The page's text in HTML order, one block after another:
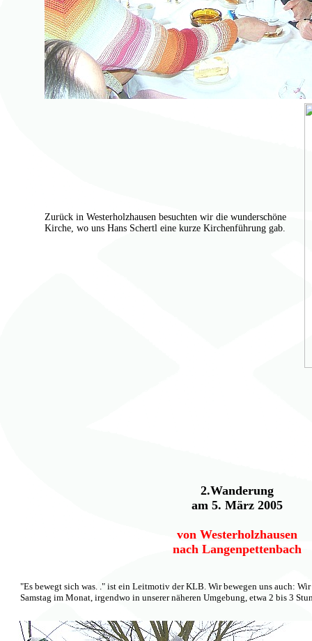
Zurück in Westerholzhausen besuchten wir die wunderschöne
Kirche, wo uns Hans Schertl eine kurze Kirchenführung gab.
2.Wanderung
am 5. März 2005
von Westerholzhausen
nach Langenpettenbach
"Es bewegt sich was. ." ist ein Leitmotiv der KLB. Wir bewegen uns auch:
Samstag im Monat, irgendwo in unserer näheren Umgebung, etwa 2 bis 3